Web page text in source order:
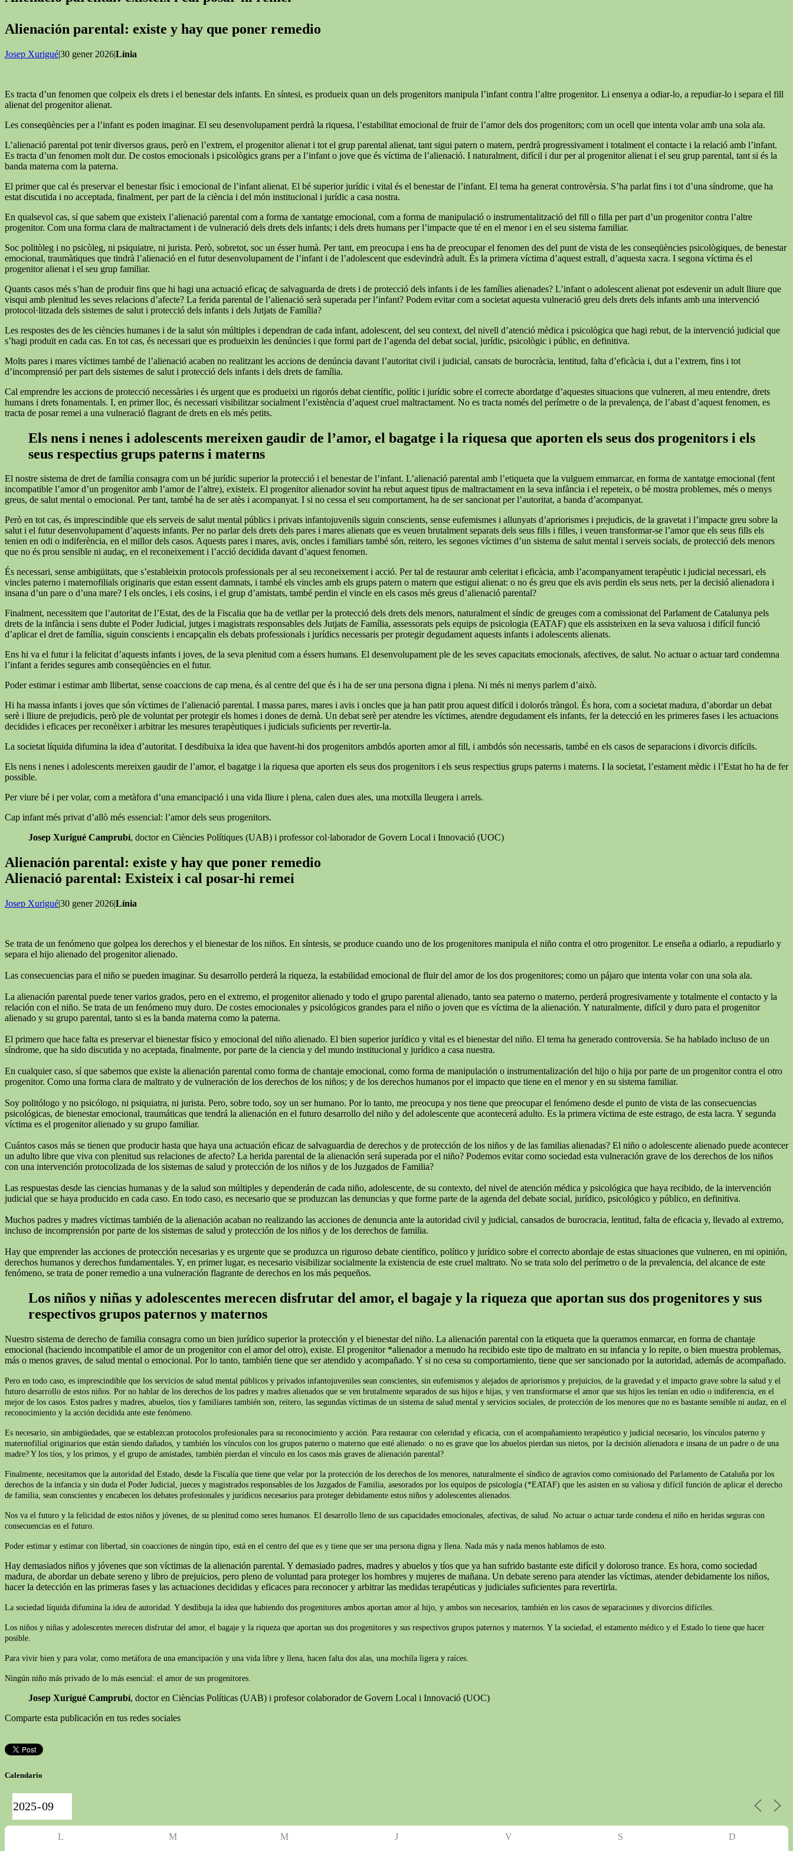
Alienación parental: existe y hay que poner remedio
Josep Xurigué|30 gener 2026|Línia
Es tracta d’un fenomen que colpeix els drets i el benestar dels infants. En síntesi, es produeix quan un dels progenitors manipula l’infant contra l’altre progenitor. Li ensenya a odiar-lo, a repudiar-lo i separa el fill
alienat del progenitor alienat.
Les conseqüències per a l’infant es poden imaginar. El seu desenvolupament perdrà la riquesa, l’estabilitat emocional de fruir de l’amor dels dos progenitors; com un ocell que intenta volar amb una sola ala.
L’alienació parental pot tenir diversos graus, però en l’extrem, el progenitor alienat i tot el grup parental alienat, tant sigui patern o matern, perdrà progressivament i totalment el contacte i la relació amb l’infant.
Es tracta d’un fenomen molt dur. De costos emocionals i psicològics grans per a l’infant o jove que és víctima de l’alienació. I naturalment, difícil i dur per al progenitor alienat i el seu grup parental, tant si és la
banda materna com la paterna.
El primer que cal és preservar el benestar físic i emocional de l’infant alienat. El bé superior jurídic i vital és el benestar de l’infant. El tema ha generat controvèrsia. S’ha parlat fins i tot d’una síndrome, que ha
estat discutida i no acceptada, finalment, per part de la ciència i del món institucional i jurídic a casa nostra.
En qualsevol cas, sí que sabem que existeix l’alienació parental com a forma de xantatge emocional, com a forma de manipulació o instrumentalització del fill o filla per part d’un progenitor contra l’altre
progenitor. Com una forma clara de maltractament i de vulneració dels drets dels infants; i dels drets humans per l’impacte que té en el menor i en el seu sistema familiar.
Soc politòleg i no psicòleg, ni psiquiatre, ni jurista. Però, sobretot, soc un ésser humà. Per tant, em preocupa i ens ha de preocupar el fenomen des del punt de vista de les conseqüències psicològiques, de benestar
emocional, traumàtiques que tindrà l’alienació en el futur desenvolupament de l’infant i de l’adolescent que esdevindrà adult. És la primera víctima d’aquest estrall, d’aquesta xacra. I segona víctima és el
progenitor alienat i el seu grup familiar.
Quants casos més s’han de produir fins que hi hagi una actuació eficaç de salvaguarda de drets i de protecció dels infants i de les famílies alienades? L’infant o adolescent alienat pot esdevenir un adult lliure que
visqui amb plenitud les seves relacions d’afecte? La ferida parental de l’alienació serà superada per l’infant? Podem evitar com a societat aquesta vulneració greu dels drets dels infants amb una intervenció
protocol·litzada dels sistemes de salut i protecció dels infants i dels Jutjats de Família?
Les respostes des de les ciències humanes i de la salut són múltiples i dependran de cada infant, adolescent, del seu context, del nivell d’atenció mèdica i psicològica que hagi rebut, de la intervenció judicial que
s’hagi produït en cada cas. En tot cas, és necessari que es produeixin les denúncies i que formi part de l’agenda del debat social, jurídic, psicològic i públic, en definitiva.
Molts pares i mares víctimes també de l’alienació acaben no realitzant les accions de denúncia davant l’autoritat civil i judicial, cansats de burocràcia, lentitud, falta d’eficàcia i, dut a l’extrem, fins i tot
d’incomprensió per part dels sistemes de salut i protecció dels infants i dels drets de família.
Cal emprendre les accions de protecció necessàries i és urgent que es produeixi un rigorós debat científic, polític i jurídic sobre el correcte abordatge d’aquestes situacions que vulneren, al meu entendre, drets
humans i drets fonamentals. I, en primer lloc, és necessari visibilitzar socialment l’existència d’aquest cruel maltractament. No es tracta només del perímetre o de la prevalença, de l’abast d’aquest fenomen, es
tracta de posar remei a una vulneració flagrant de drets en els més petits.
Els nens i nenes i adolescents mereixen gaudir de l’amor, el bagatge i la riquesa que aporten els seus dos progenitors i els
seus respectius grups paterns i materns
El nostre sistema de dret de família consagra com un bé jurídic superior la protecció i el benestar de l’infant. L’alienació parental amb l’etiqueta que la vulguem emmarcar, en forma de xantatge emocional (fent
incompatible l’amor d’un progenitor amb l’amor de l’altre), existeix. El progenitor alienador sovint ha rebut aquest tipus de maltractament en la seva infància i el repeteix, o bé mostra problemes, més o menys
greus, de salut mental o emocional. Per tant, també ha de ser atès i acompanyat. I si no cessa el seu comportament, ha de ser sancionat per l’autoritat, a banda d’acompanyat.
Però en tot cas, és imprescindible que els serveis de salut mental públics i privats infantojuvenils siguin conscients, sense eufemismes i allunyats d’apriorismes i prejudicis, de la gravetat i l’impacte greu sobre la
salut i el futur desenvolupament d’aquests infants. Per no parlar dels drets dels pares i mares alienats que es veuen brutalment separats dels seus fills i filles, i veuen transformar-se l’amor que els seus fills els
tenien en odi o indiferència, en el millor dels casos. Aquests pares i mares, avis, oncles i familiars també són, reitero, les segones víctimes d’un sistema de salut mental i serveis socials, de protecció dels menors
que no és prou sensible ni audaç, en el reconeixement i l’acció decidida davant d’aquest fenomen.
És necessari, sense ambigüitats, que s’estableixin protocols professionals per al seu reconeixement i acció. Per tal de restaurar amb celeritat i eficàcia, amb l’acompanyament terapèutic i judicial necessari, els
vincles paterno i maternofilials originaris que estan essent damnats, i també els vincles amb els grups patern o matern que estigui alienat: o no és greu que els avis perdin els seus nets, per la decisió alienadora i
insana d’un pare o d’una mare? I els oncles, i els cosins, i el grup d’amistats, també perdin el vincle en els casos més greus d’alienació parental?
Finalment, necessitem que l’autoritat de l’Estat, des de la Fiscalia que ha de vetllar per la protecció dels drets dels menors, naturalment el síndic de greuges com a comissionat del Parlament de Catalunya pels
drets de la infància i sens dubte el Poder Judicial, jutges i magistrats responsables dels Jutjats de Família, assessorats pels equips de psicologia (EATAF) que els assisteixen en la seva valuosa i difícil funció
d’aplicar el dret de família, siguin conscients i encapçalin els debats professionals i jurídics necessaris per protegir degudament aquests infants i adolescents alienats.
Ens hi va el futur i la felicitat d’aquests infants i joves, de la seva plenitud com a éssers humans. El desenvolupament ple de les seves capacitats emocionals, afectives, de salut. No actuar o actuar tard condemna
l’infant a ferides segures amb conseqüències en el futur.
Poder estimar i estimar amb llibertat, sense coaccions de cap mena, és al centre del que és i ha de ser una persona digna i plena. Ni més ni menys parlem d’això.
Hi ha massa infants i joves que són víctimes de l’alienació parental. I massa pares, mares i avis i oncles que ja han patit prou aquest difícil i dolorós tràngol. És hora, com a societat madura, d’abordar un debat
serè i lliure de prejudicis, però ple de voluntat per protegir els homes i dones de demà. Un debat serè per atendre les víctimes, atendre degudament els infants, fer la detecció en les primeres fases i les actuacions
decidides i eficaces per reconèixer i arbitrar les mesures terapèutiques i judicials suficients per revertir-la.
La societat líquida difumina la idea d’autoritat. I desdibuixa la idea que havent-hi dos progenitors ambdós aporten amor al fill, i ambdós són necessaris, també en els casos de separacions i divorcis difícils.
Els nens i nenes i adolescents mereixen gaudir de l’amor, el bagatge i la riquesa que aporten els seus dos progenitors i els seus respectius grups paterns i materns. I la societat, l’estament mèdic i l’Estat ho ha de fer
possible.
Per viure bé i per volar, com a metàfora d’una emancipació i una vida lliure i plena, calen dues ales, una motxilla lleugera i arrels.
Cap infant més privat d’allò més essencial: l’amor dels seus progenitors.
Josep Xurigué Camprubí, doctor en Ciències Polítiques (UAB) i professor col·laborador de Govern Local i Innovació (UOC)
Alienación parental: existe y hay que poner remedio
Alienació parental: Existeix i cal posar-hi remei
Josep Xurigué|30 gener 2026|Línia
Se trata de un fenómeno que golpea los derechos y el bienestar de los niños. En síntesis, se produce cuando uno de los progenitores manipula el niño contra el otro progenitor. Le enseña a odiarlo, a repudiarlo y
separa el hijo alienado del progenitor alienado.
Las consecuencias para el niño se pueden imaginar. Su desarrollo perderá la riqueza, la estabilidad emocional de fluir del amor de los dos progenitores; como un pájaro que intenta volar con una sola ala.
La alienación parental puede tener varios grados, pero en el extremo, el progenitor alienado y todo el grupo parental alienado, tanto sea paterno o materno, perderá progresivamente y totalmente el contacto y la
relación con el niño. Se trata de un fenómeno muy duro. De costes emocionales y psicológicos grandes para el niño o joven que es víctima de la alienación. Y naturalmente, difícil y duro para el progenitor
alienado y su grupo parental, tanto si es la banda materna como la paterna.
El primero que hace falta es preservar el bienestar físico y emocional del niño alienado. El bien superior jurídico y vital es el bienestar del niño. El tema ha generado controversia. Se ha hablado incluso de un
síndrome, que ha sido discutida y no aceptada, finalmente, por parte de la ciencia y del mundo institucional y jurídico a casa nuestra.
En cualquier caso, sí que sabemos que existe la alienación parental como forma de chantaje emocional, como forma de manipulación o instrumentalización del hijo o hija por parte de un progenitor contra el otro
progenitor. Como una forma clara de maltrato y de vulneración de los derechos de los niños; y de los derechos humanos por el impacto que tiene en el menor y en su sistema familiar.
Soy politólogo y no psicólogo, ni psiquiatra, ni jurista. Pero, sobre todo, soy un ser humano. Por lo tanto, me preocupa y nos tiene que preocupar el fenómeno desde el punto de vista de las consecuencias
psicológicas, de bienestar emocional, traumáticas que tendrá la alienación en el futuro desarrollo del niño y del adolescente que acontecerá adulto. Es la primera víctima de este estrago, de esta lacra. Y segunda
víctima es el progenitor alienado y su grupo familiar.
Cuántos casos más se tienen que producir hasta que haya una actuación eficaz de salvaguardia de derechos y de protección de los niños y de las familias alienadas? El niño o adolescente alienado puede acontecer
un adulto libre que viva con plenitud sus relaciones de afecto? La herida parental de la alienación será superada por el niño? Podemos evitar como sociedad esta vulneración grave de los derechos de los niños
con una intervención protocolizada de los sistemas de salud y protección de los niños y de los Juzgados de Familia?
Las respuestas desde las ciencias humanas y de la salud son múltiples y dependerán de cada niño, adolescente, de su contexto, del nivel de atención médica y psicológica que haya recibido, de la intervención
judicial que se haya producido en cada caso. En todo caso, es necesario que se produzcan las denuncias y que forme parte de la agenda del debate social, jurídico, psicológico y público, en definitiva.
Muchos padres y madres víctimas también de la alienación acaban no realizando las acciones de denuncia ante la autoridad civil y judicial, cansados de burocracia, lentitud, falta de eficacia y, llevado al extremo,
incluso de incomprensión por parte de los sistemas de salud y protección de los niños y de los derechos de familia.
Hay que emprender las acciones de protección necesarias y es urgente que se produzca un riguroso debate científico, político y jurídico sobre el correcto abordaje de estas situaciones que vulneren, en mi opinión,
derechos humanos y derechos fundamentales. Y, en primer lugar, es necesario visibilizar socialmente la existencia de este cruel maltrato. No se trata solo del perímetro o de la prevalencia, del alcance de este
fenómeno, se trata de poner remedio a una vulneración flagrante de derechos en los más pequeños.
Los niños y niñas y adolescentes merecen disfrutar del amor, el bagaje y la riqueza que aportan sus dos progenitores y sus
respectivos grupos paternos y maternos
Nuestro sistema de derecho de familia consagra como un bien jurídico superior la protección y el bienestar del niño. La alienación parental con la etiqueta que la queramos enmarcar, en forma de chantaje
emocional (haciendo incompatible el amor de un progenitor con el amor del otro), existe. El progenitor *alienador a menudo ha recibido este tipo de maltrato en su infancia y lo repite, o bien muestra problemas,
más o menos graves, de salud mental o emocional. Por lo tanto, también tiene que ser atendido y acompañado. Y si no cesa su comportamiento, tiene que ser sancionado por la autoridad, además de acompañado.
Pero en todo caso, es imprescindible que los servicios de salud mental públicos y privados infantojuveniles sean conscientes, sin eufemismos y alejados de apriorismos y prejuicios, de la gravedad y el impacto grave sobre la salud y el
futuro desarrollo de estos niños. Por no hablar de los derechos de los padres y madres alienados que se ven brutalmente separados de sus hijos e hijas, y ven transformarse el amor que sus hijos les tenían en odio o indiferencia, en el
mejor de los casos. Estos padres y madres, abuelos, tíos y familiares también son, reitero, las segundas víctimas de un sistema de salud mental y servicios sociales, de protección de los menores que no es bastante sensible ni audaz, en el
reconocimiento y la acción decidida ante este fenómeno.
Es necesario, sin ambigüedades, que se establezcan protocolos profesionales para su reconocimiento y acción. Para restaurar con celeridad y eficacia, con el acompañamiento terapéutico y judicial necesario, los vínculos paterno y
maternofilial originarios que están siendo dañados, y también los vínculos con los grupos paterno o materno que esté alienado: o no es grave que los abuelos pierdan sus nietos, por la decisión alienadora e insana de un padre o de una
madre? Y los tíos, y los primos, y el grupo de amistades, también pierdan el vínculo en los casos más graves de alienación parental?
Finalmente, necesitamos que la autoridad del Estado, desde la Fiscalía que tiene que velar por la protección de los derechos de los menores, naturalmente el síndico de agravios como comisionado del Parlamento de Cataluña por los
derechos de la infancia y sin duda el Poder Judicial, jueces y magistrados responsables de los Juzgados de Familia, asesorados por los equipos de psicología (*EATAF) que les asisten en su valiosa y difícil función de aplicar el derecho
de familia, sean conscientes y encabecen los debates profesionales y jurídicos necesarios para proteger debidamente estos niños y adolescentes alienados.
Nos va el futuro y la felicidad de estos niños y jóvenes, de su plenitud como seres humanos. El desarrollo lleno de sus capacidades emocionales, afectivas, de salud. No actuar o actuar tarde condena el niño en heridas seguras con
consecuencias en el futuro.
Poder estimar y estimar con libertad, sin coacciones de ningún tipo, está en el centro del que es y tiene que ser una persona digna y llena. Nada más y nada menos hablamos de esto.
Hay demasiados niños y jóvenes que son víctimas de la alienación parental. Y demasiado padres, madres y abuelos y tíos que ya han sufrido bastante este difícil y doloroso trance. Es hora, como sociedad
madura, de abordar un debate sereno y libro de prejuicios, pero pleno de voluntad para proteger los hombres y mujeres de mañana. Un debate sereno para atender las víctimas, atender debidamente los niños,
hacer la detección en las primeras fases y las actuaciones decididas y eficaces para reconocer y arbitrar las medidas terapéuticas y judiciales suficientes para revertirla.
La sociedad líquida difumina la idea de autoridad. Y desdibuja la idea que habiendo dos progenitores ambos aportan amor al hijo, y ambos son necesarios, también en los casos de separaciones y divorcios difíciles.
Los niños y niñas y adolescentes merecen disfrutar del amor, el bagaje y la riqueza que aportan sus dos progenitores y sus respectivos grupos paternos y maternos. Y la sociedad, el estamento médico y el Estado lo tiene que hacer
posible.
Para vivir bien y para volar, como metáfora de una emancipación y una vida libre y llena, hacen falta dos alas, una mochila ligera y raíces.
Ningún niño más privado de lo más esencial: el amor de sus progenitores.
Josep Xurigué Camprubí, doctor en Cièncias Políticas (UAB) i profesor colaborador de Govern Local i Innovació (UOC)
Comparte esta publicación en tus redes sociales
Calendario
L M M J V S D